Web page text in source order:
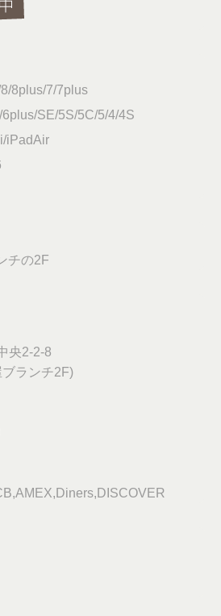
8plus/7/7plus
SE/5S/5C/5/4/4S
iPadAir
チの2F
央2-2-8
ランチ2F)